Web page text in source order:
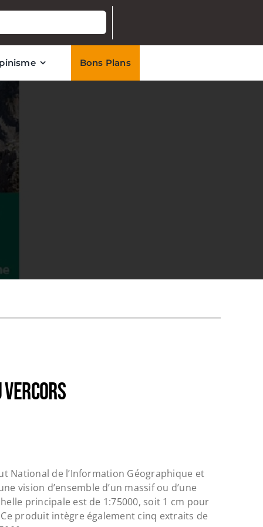
Bons Plans
National de l’Information Géographique et
vision d’ensemble d’un massif ou d’une
principale est de 1:75000, soit 1 cm pour
produit intègre également cinq extraits de